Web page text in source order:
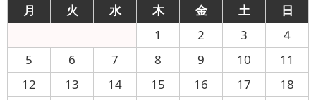
月
火 水 木 金 土
日
1
2 3
4
5
6 7 8 9 10
11
12
13 14 15 16 17
18